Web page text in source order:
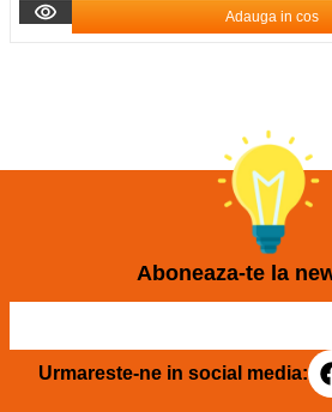
Adauga in cos
Aboneaza-te la
Urmareste-ne in social media: